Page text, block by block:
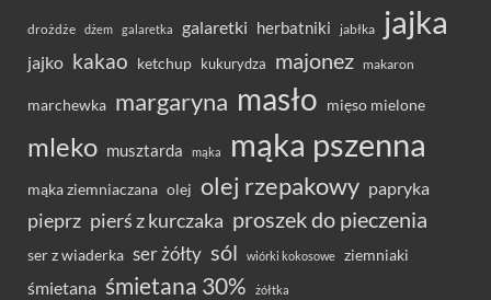
drożdże dżem galaretka galaretki herbatniki jabłka jajka
jajko kakao ketchup kukurydza majonez makaron
marchewka margaryna masło mięso mielone
mleko musztarda mąka mąka pszenna
mąka ziemniaczana olej olej rzepakowy papryka
pieprz pierś z kurczaka proszek do pieczenia
ser z wiaderka ser żółty sól wiórki kokosowe ziemniaki
śmietana śmietana 30% żółtka